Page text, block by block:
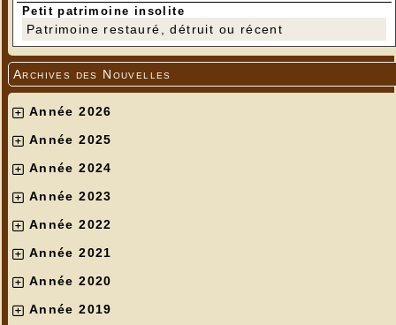
Petit patrimoine insolite
Patrimoine restauré, détruit ou récent
Archives des Nouvelles
Année 2026
Année 2025
Année 2024
Année 2023
Année 2022
Année 2021
Année 2020
Année 2019